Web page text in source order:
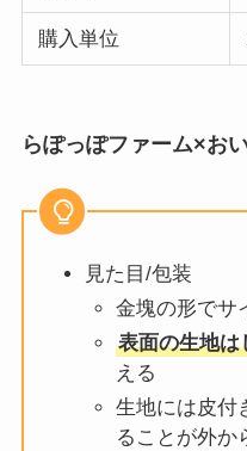
購入単位
らぽっぽファーム×お
見た目/包装
金塊の形でサ
表面の生地は
える
生地には皮付
ることが外か